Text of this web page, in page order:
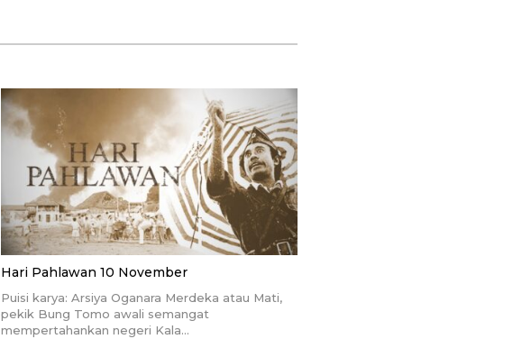
Hari Pahlawan 10 November
Puisi karya: Arsiya Oganara Merdeka atau Mati,
pekik Bung Tomo awali semangat
mempertahankan negeri Kala…